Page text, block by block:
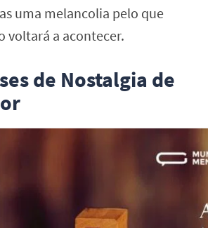
uma melancolia pelo que
voltará a acontecer.
de Nostalgia de